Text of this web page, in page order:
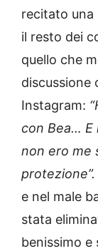
recitato una
il resto dei
quello che
discussione
Instagram:
con Bea… E
non ero me
protezione”.
e nel male
stata
benissimo e